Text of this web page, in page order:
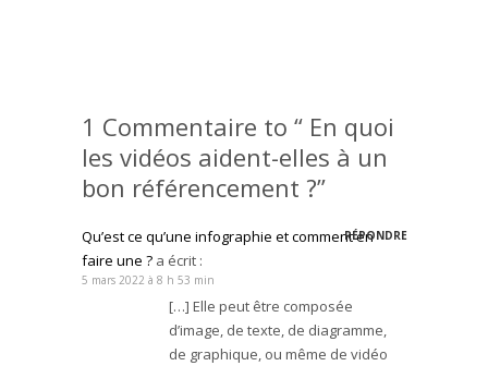
1 Commentaire to “ En quoi
les vidéos aident-elles à un
bon référencement ?”
Qu’est ce qu’une infographie et comment en
faire une ? a écrit :
RÉPONDRE
5 mars 2022 à 8 h 53 min
[…] Elle peut être composée
d’image, de texte, de diagramme,
de graphique, ou même de vidéo